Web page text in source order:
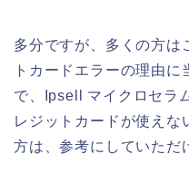
多分ですが、多くの方は
トカードエラーの理由
で、Ipsell マイクロセラ
レジットカードが使えな
方は、参考にしていただ